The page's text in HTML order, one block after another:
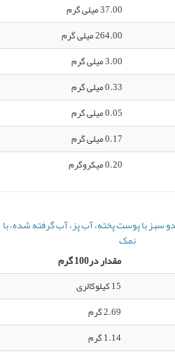
سبز با پوست پخته، آب پز، آب گرفته شده، با
نمک
مقدار در100 گرم
15 کیلوکالری
2.69 گرم
1.14 گرم
37.00 میلی گرم
264.00 میلی گرم
3.00 میلی گرم
0.33 میلی گرم
0.05 میلی گرم
0.17 میلی گرم
0.20 میکروگرم